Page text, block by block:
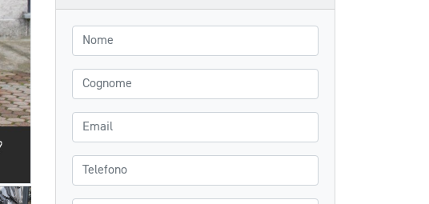
Nome
Cognome
Email
Telefono